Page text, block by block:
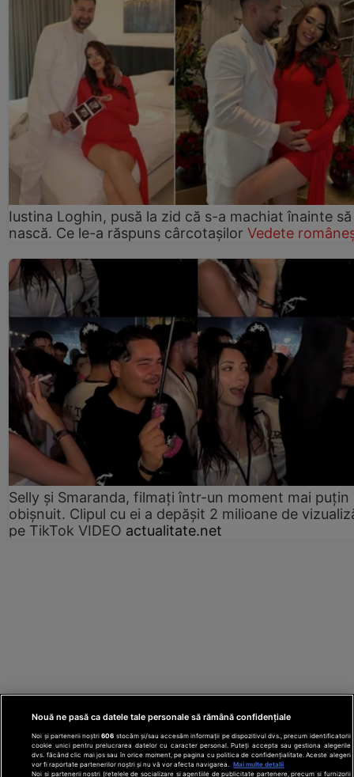
Iustina Loghin, pusă la zid că s-a machiat înainte să
nască. Ce le-a răspuns cârcotașilor Vedete
Selly și Smaranda, filmați într-un moment mai puțin
obișnuit. Clipul cu ei a depășit 2 milioane de
pe TikTok VIDEO actualitate.net
Nouă ne pasă ca datele tale personale să rămână confidențiale
Noi și partenerii noștri606 stocăm și/sau accesăm informații pe dispozitivul dvs., precum identificatorii
cookie unici pentru prelucrarea datelor cu caracter personal. Puteți accepta sau gestiona alegerile
dvs. făcând clic mai jos sau în orice moment, pe pagina cu politica de confidențialitate. Aceste alegeri
vor fi raportate partenerilor noștri și nu vă vor afecta navigarea.
Mai multe detalii
Noi si partenerii nostri (retelele de socializare si agentiile de publicitate partenere, precum si furnizorii